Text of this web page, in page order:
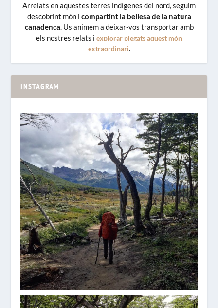
Arrelats en aquestes terres indígenes del nord, seguim
descobrint món i compartint la bellesa de la natura
canadenca. Us animem a deixar-vos transportar amb
els nostres relats i explorar plegats aquest món
extraordinari.
INSTAGRAM